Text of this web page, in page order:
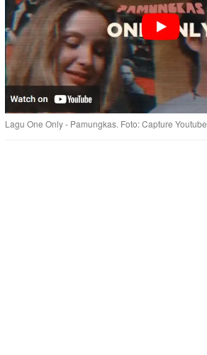
Lagu One Only - Pamungkas. Foto: Capture Youtube